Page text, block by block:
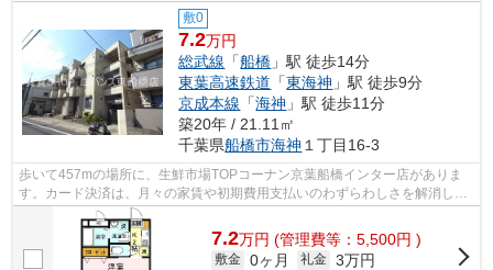
敷0
7.2万円
総武線 「船橋 」駅 徒歩14分
東葉高速鉄道 「東海神 」駅 徒歩9分
京成本線 「海神 」駅 徒歩11分
築20年 / 21.11㎡
千葉県船橋市海神 １丁目16-3
歩いて457mの場所に、生鮮市場TOPコーナン京葉船橋インター店がありま
す。カード決済は、月々の家賃や初期費用支払いのわずらわしさを解消して
くれます。様々な場所へのアクセスがしや...
7.2万円 (管理費等：5,500円 )
敷金 0ヶ月 礼金 3万円